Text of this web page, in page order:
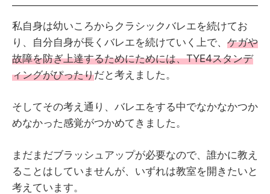
私自身は幼いころからクラシックバレエを続けてお
り、自分自身が長くバレエを続けていく上で、 ケガや
故障を防ぎ上達するためにためには、TYE4スタンデ
ィングがぴったりだと考えました。
そしてその考え通り、バレエをする中でなかなかつか
めなかった感覚がつかめてきました。
まだまだブラッシュアップが必要なので、誰かに教え
ることはしていませんが、いずれは教室を開きたいと
考えています。